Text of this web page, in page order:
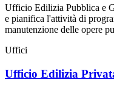
Ufficio Edilizia Pubblica e
e pianifica l'attività di
manutenzione delle opere
Uffici
Ufficio Edilizia